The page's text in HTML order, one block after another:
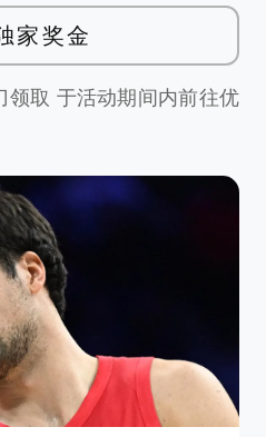
家奖金
取 于活动期间内前往优